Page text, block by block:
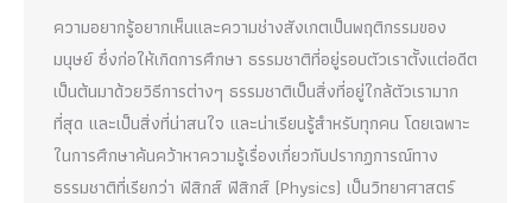
ความอยากรู้อยากเห็นและความช่างสังเกตเป็นพฤติกรรมของ
มนุษย์ ซึ่งก่อให้เกิดการศึกษา ธรรมชาติที่อยู่รอบตัวเราตั้งแต่อดีต
เป็นต้นมาด้วยวิธีการต่างๆ ธรรมชาติเป็นสิ่งที่อยู่ใกล้ตัวเรามาก
ที่สุด และเป็นสิ่งที่น่าสนใจ และน่าเรียนรู้สำหรับทุกคน โดยเฉพาะ
ในการศึกษาค้นคว้าหาความรู้เรื่องเกี่ยวกับปรากฏการณ์ทาง
ธรรมชาติที่เรียกว่า ฟิสิกส์ ฟิสิกส์ (Physics) เป็นวิทยาศาสตร์